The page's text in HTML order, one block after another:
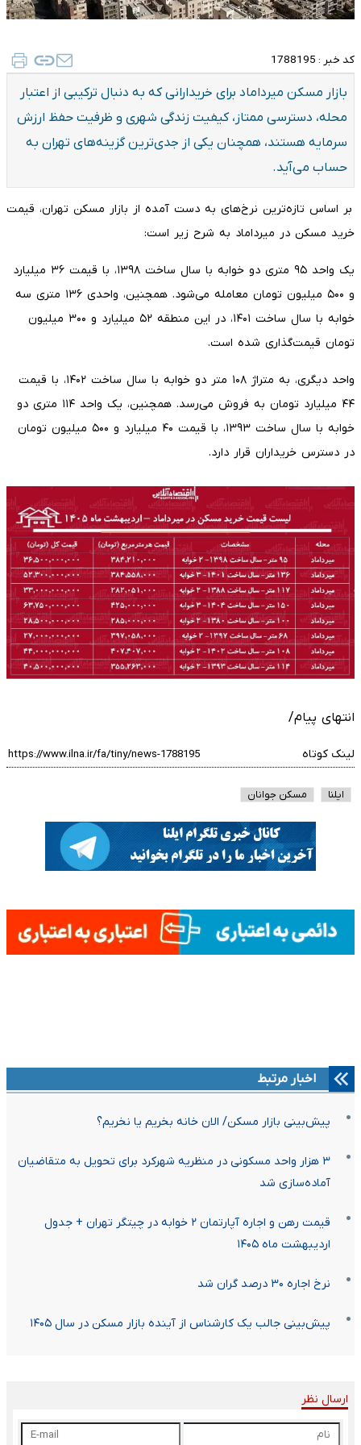
کد خبر : 1788195
بازار مسکن میرداماد برای خریدارانی که به دنبال ترکیبی از اعتبار
محله، دسترسی ممتاز، کیفیت زندگی شهری و ظرفیت حفظ ارزش
سرمایه هستند، همچنان یکی از جدی‌ترین گزینه‌های تهران به
حساب می‌آید.
بر اساس تازه‌ترین نرخ‌های به دست آمده از بازار مسکن تهران، قیمت
خرید مسکن در میرداماد به شرح زیر است:
یک واحد ۹۵ متری دو خوابه با سال ساخت ۱۳۹۸، با قیمت ۳۶ میلیارد
و ۵۰۰ میلیون تومان معامله می‌شود. همچنین، واحدی ۱۳۶ متری سه
خوابه با سال ساخت ۱۴۰۱، در این منطقه ۵۲ میلیارد و ۳۰۰ میلیون
تومان قیمت‌گذاری شده است.
واحد دیگری، به متراژ ۱۰۸ متر دو خوابه با سال ساخت ۱۴۰۲، با قیمت
۴۴ میلیارد تومان به فروش می‌رسد. همچنین، یک واحد ۱۱۴ متری دو
خوابه با سال ساخت ۱۳۹۳، با قیمت ۴۰ میلیارد و ۵۰۰ میلیون تومان
در دسترس خریداران قرار دارد.
انتهای پیام/
لینک کوتاه
ایلنا مسکن جوانان
اخبار مرتبط
پیش‌بینی بازار مسکن/ الان خانه بخریم یا نخریم؟
۳ هزار واحد مسکونی در منظریه شهرکرد برای تحویل به متقاضیان
آماده‌سازی شد
قیمت رهن و اجاره آپارتمان ۲ خوابه در چیتگر تهران + جدول
اردیبهشت ماه ۱۴۰۵
نرخ اجاره ۳۰ درصد گران شد
پیش‌بینی جالب یک کارشناس از آینده بازار مسکن در سال ۱۴۰۵
ارسال نظر